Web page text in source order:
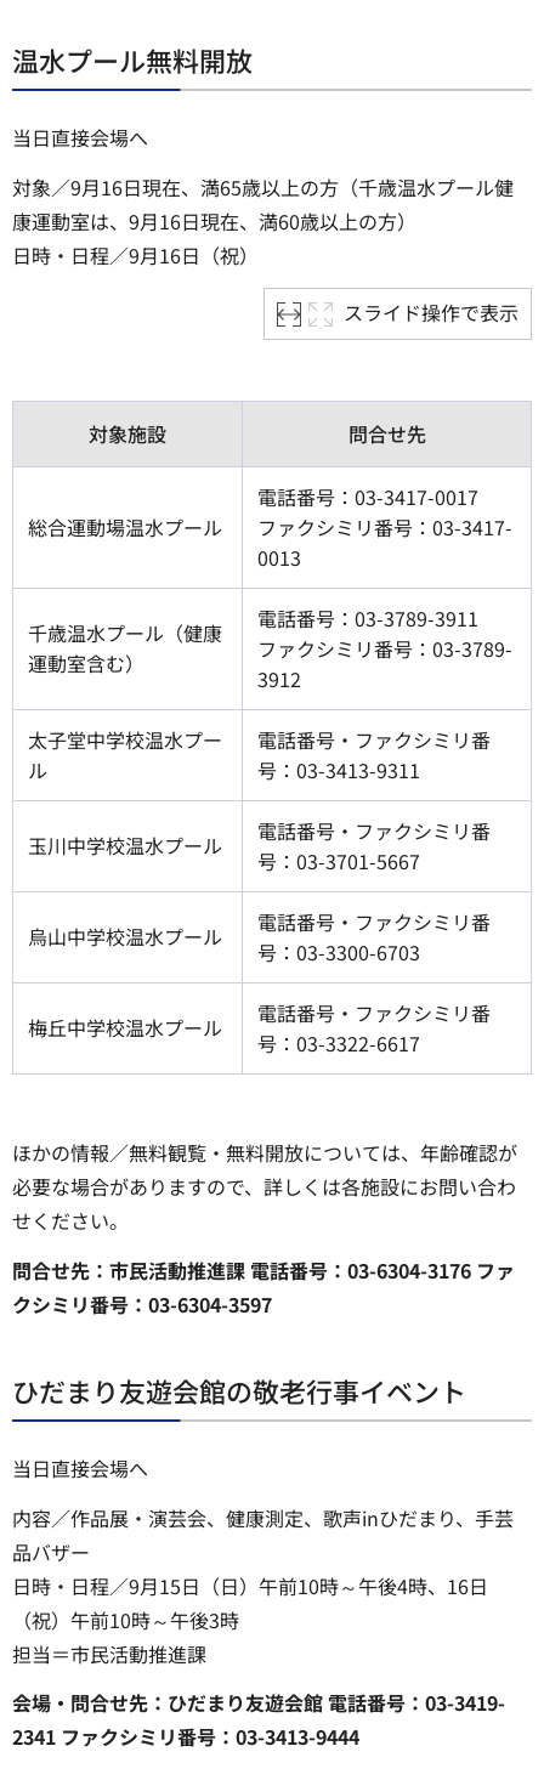
温水プール無料開放
当日直接会場へ
対象／9月16日現在、満65歳以上の方（千歳温水プール健
康運動室は、9月16日現在、満60歳以上の方）
日時・日程／9月16日（祝）
スライド操作で表示
対象施設 問合せ先
総合運動場温水プール
電話番号：03-3417-0017
ファクシミリ番号：03-3417-
0013
千歳温水プール（健康
運動室含む）
電話番号：03-3789-3911
ファクシミリ番号：03-3789-
3912
太子堂中学校温水プー
ル
電話番号・ファクシミリ番
号：03-3413-9311
玉川中学校温水プール
電話番号・ファクシミリ番
号：03-3701-5667
烏山中学校温水プール
電話番号・ファクシミリ番
号：03-3300-6703
梅丘中学校温水プール
電話番号・ファクシミリ番
号：03-3322-6617
ほかの情報／無料観覧・無料開放については、年齢確認が
必要な場合がありますので、詳しくは各施設にお問い合わ
せください。
問合せ先：市民活動推進課 電話番号：03-6304-3176 ファ
クシミリ番号：03-6304-3597
ひだまり友遊会館の敬老行事イベント
当日直接会場へ
内容／作品展・演芸会、健康測定、歌声inひだまり、手芸
品バザー
日時・日程／9月15日（日）午前10時～午後4時、16日
（祝）午前10時～午後3時
担当＝市民活動推進課
会場・問合せ先：ひだまり友遊会館 電話番号：03-3419-
2341 ファクシミリ番号：03-3413-9444